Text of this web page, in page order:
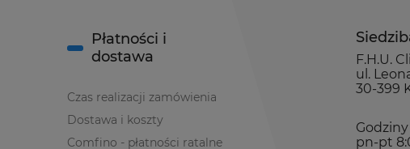
F.H.U.
ul.
30-399
pn-pt
Płatności i
dostawa
Czas realizacji zamówienia
Dostawa i koszty
Comfino - płatności ratalne